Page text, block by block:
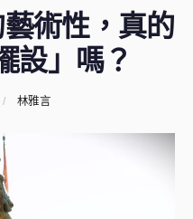
術性，真的
設」嗎？
/ 林雅言